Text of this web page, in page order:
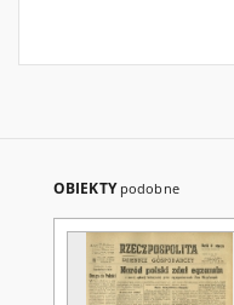
OBIEKTY podobne